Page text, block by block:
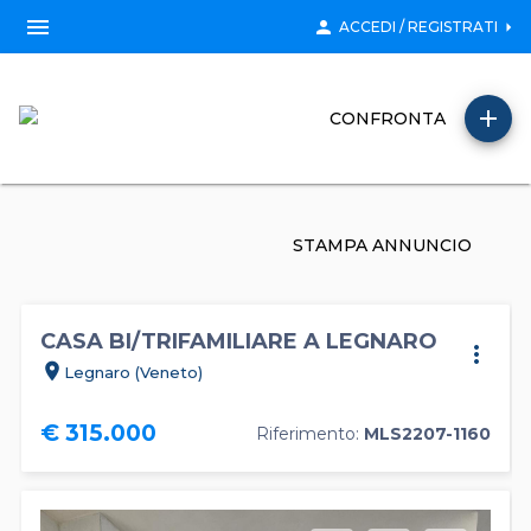
menu person ACCEDI / REGISTRATI arrow_right
CONFRONTA add
STAMPA ANNUNCIO
CASA BI/TRIFAMILIARE A LEGNARO
location_on Legnaro (Veneto)
€ 315.000 Riferimento: MLS2207-1160
more_vert